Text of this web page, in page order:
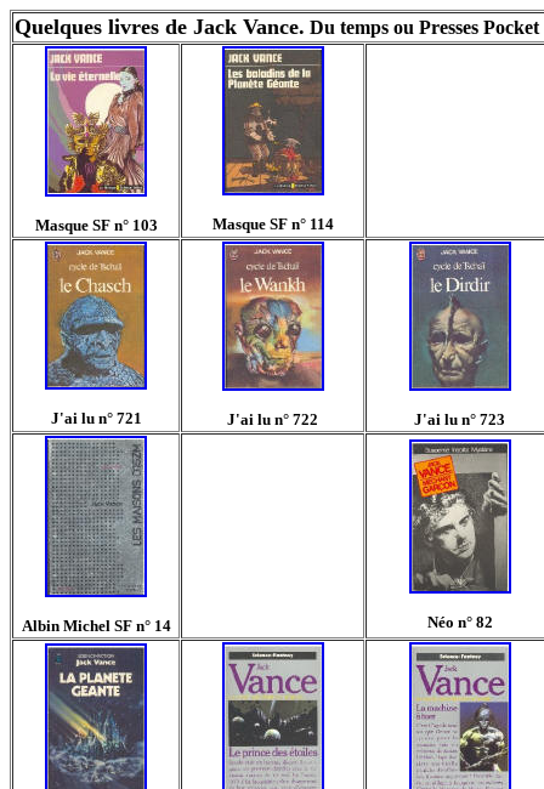
Quelques livres de Jack Vance. Du temps ou Presses
Masque SF n° 103 Masque SF n° 114
J'ai lu n° 721 J'ai lu n° 722 J'ai lu n° 723
Albin Michel SF n° 14 Néo n° 82